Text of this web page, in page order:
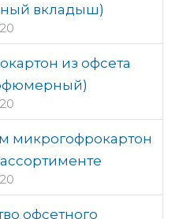
вкладыш)
из офсета
микрогофрокартон
офсетного